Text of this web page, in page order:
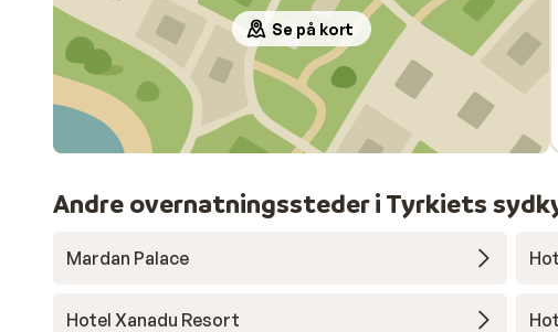
Se på kort
Andre overnatningssteder i Tyrkiets
Mardan Palace
Hotel Xanadu Resort